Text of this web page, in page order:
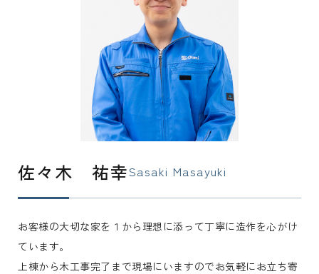
佐々木 祐幸Sasaki Masayuki
お客様の大切な家を１から理想に添って丁寧に造作を心がけ
ています。
上棟から木工事完了まで現場にいますのでお気軽にお立ち寄